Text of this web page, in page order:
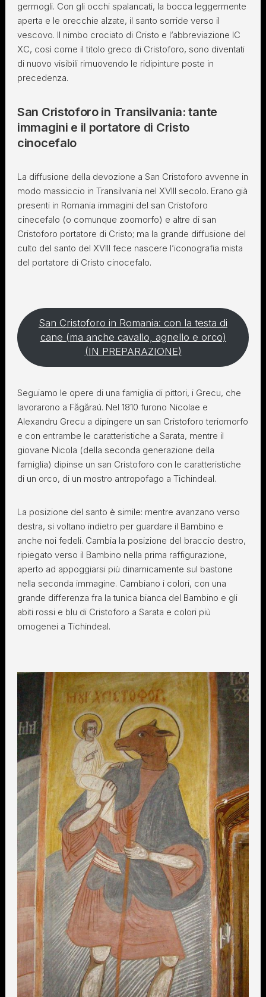
germogli. Con gli occhi spalancati, la bocca leggermente
aperta e le orecchie alzate, il santo sorride verso il
vescovo. Il nimbo crociato di Cristo e l’abbreviazione IC
XC, così come il titolo greco di Cristoforo, sono diventati
di nuovo visibili rimuovendo le ridipinture poste in
precedenza.
San Cristoforo in Transilvania: tante
immagini e il portatore di Cristo
cinocefalo
La diffusione della devozione a San Cristoforo avvenne in
modo massiccio in Transilvania nel XVIII secolo. Erano già
presenti in Romania immagini del san Cristoforo
cinecefalo (o comunque zoomorfo) e altre di san
Cristoforo portatore di Cristo; ma la grande diffusione del
culto del santo del XVIII fece nascere l’iconografia mista
del portatore di Cristo cinocefalo.
San Cristoforo in Romania: con la testa di
cane (ma anche cavallo, agnello e orco)
(IN PREPARAZIONE)
Seguiamo le opere di una famiglia di pittori, i Grecu, che
lavorarono a Făgăraú. Nel 1810 furono Nicolae e
Alexandru Grecu a dipingere un san Cristoforo teriomorfo
e con entrambe le caratteristiche a Sarata, mentre il
giovane Nicola (della seconda generazione della
famiglia) dipinse un san Cristoforo con le caratteristiche
di un orco, di un mostro antropofago a Tichindeal.
La posizione del santo è simile: mentre avanzano verso
destra, si voltano indietro per guardare il Bambino e
anche noi fedeli. Cambia la posizione del braccio destro,
ripiegato verso il Bambino nella prima raffigurazione,
aperto ad appoggiarsi più dinamicamente sul bastone
nella seconda immagine. Cambiano i colori, con una
grande differenza fra la tunica bianca del Bambino e gli
abiti rossi e blu di Cristoforo a Sarata e colori più
omogenei a Tichindeal.